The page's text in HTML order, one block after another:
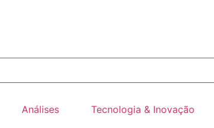
Análises Tecnologia & Inovação